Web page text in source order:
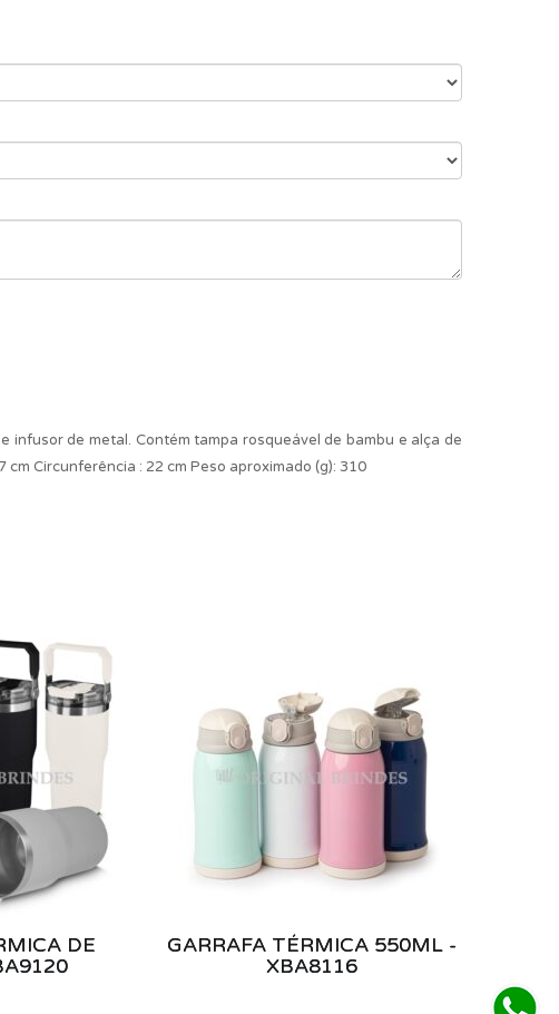
infusor de metal. Contém tampa rosqueável de bambu e alça de
Circunferência : 22 cm Peso aproximado (g): 310
DE
GARRAFA TÉRMICA 550ML -
XBA8116